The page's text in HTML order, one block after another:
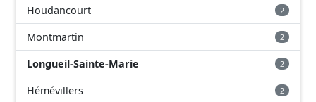
Houdancourt 2
Montmartin 2
Longueil-Sainte-Marie 2
Hémévillers 2